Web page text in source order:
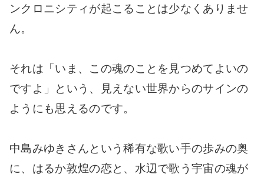
ンクロニシティが起こることは少なくありませ
ん。
それは「いま、この魂のことを見つめてよいの
ですよ」という、見えない世界からのサインの
ようにも思えるのです。
中島みゆきさんという稀有な歌い手の歩みの奥
に、はるか敦煌の恋と、水辺で歌う宇宙の魂が